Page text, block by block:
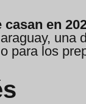
en
para los